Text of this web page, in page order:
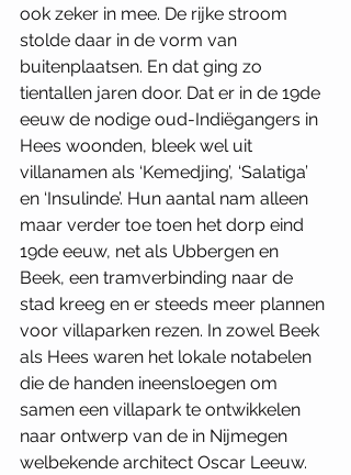
ook zeker in mee. De rijke stroom
stolde daar in de vorm van
buitenplaatsen. En dat ging zo
tientallen jaren door. Dat er in de 19de
eeuw de nodige oud-Indiëgangers in
Hees woonden, bleek wel uit
villanamen als ‘Kemedjing’, ‘Salatiga’
en ‘Insulinde’. Hun aantal nam alleen
maar verder toe toen het dorp eind
19de eeuw, net als Ubbergen en
Beek, een tramverbinding naar de
stad kreeg en er steeds meer plannen
voor villaparken rezen. In zowel Beek
als Hees waren het lokale notabelen
die de handen ineensloegen om
samen een villapark te ontwikkelen
naar ontwerp van de in Nijmegen
welbekende architect Oscar Leeuw.